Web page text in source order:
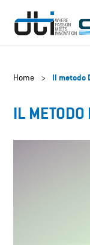
Home > Il metodo
IL METODO